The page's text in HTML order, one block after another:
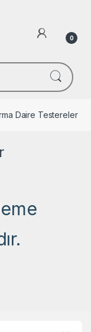
0
Daire Testereler